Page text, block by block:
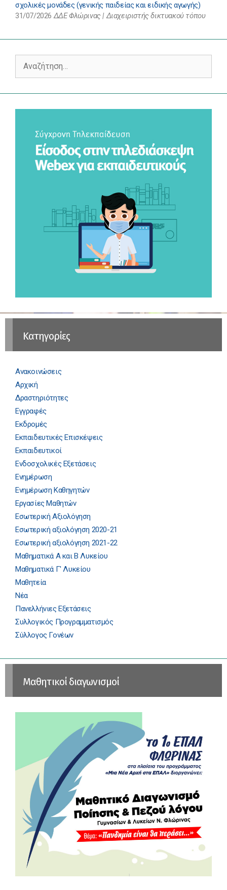
σχολικές μονάδες (γενικής παιδείας και ειδικής αγωγής)
31/07/2026 ΔΔΕ Φλώρινας | Διαχειριστής δικτυακού τόπου
για:
Kατηγορίες
Ανακοινώσεις
Αρχική
Δραστηριότητες
Εγγραφές
Εκδρομές
Εκπαιδευτικές Επισκέψεις
Εκπαιδευτικοί
Ενδοσχολικές Εξετάσεις
Ενημέρωση
Ενημέρωση Καθηγητών
Εργασίες Μαθητών
Εσωτερική Αξιολόγηση
Εσωτερική αξιολόγηση 2020-21
Εσωτερική αξιολόγηση 2021-22
Μαθηματικά Α και Β Λυκείου
Μαθηματικά Γ' Λυκείου
Μαθητεία
Νέα
Πανελλήνιες Εξετάσεις
Συλλογικός Προγραμματισμός
Σύλλογος Γονέων
Μαθητικοί διαγωνισμοί